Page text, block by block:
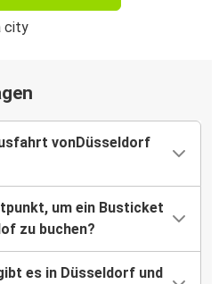
vonDüsseldorf
um ein Busticket
zu buchen?
es in Düsseldorf und